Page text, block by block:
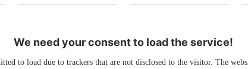
We need your consent to load the service!
to load due to trackers that are not disclosed to the visitor. The